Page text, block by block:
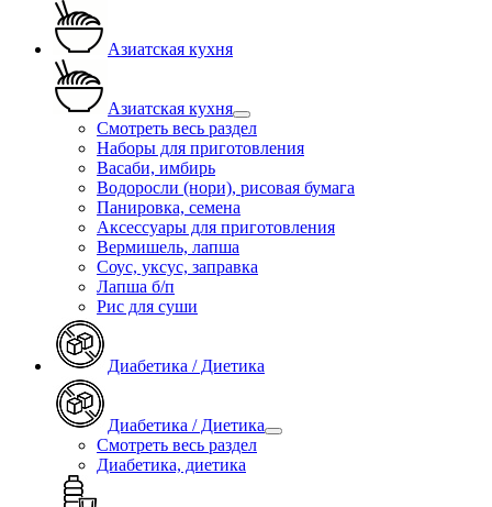
Азиатская кухня
Азиатская кухня
Смотреть весь раздел
Наборы для приготовления
Васаби, имбирь
Водоросли (нори), рисовая бумага
Панировка, семена
Аксессуары для приготовления
Вермишель, лапша
Соус, уксус, заправка
Лапша б/п
Рис для суши
Диабетика / Диетика
Диабетика / Диетика
Смотреть весь раздел
Диабетика, диетика